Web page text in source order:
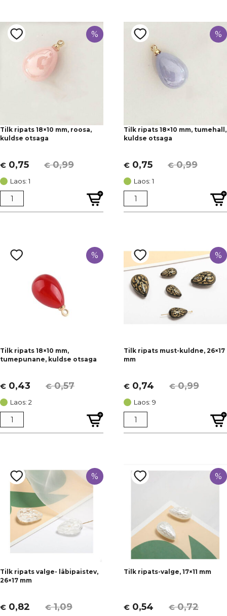
%
Tilk ripats 18×10 mm, roosa,
kuldse otsaga
€0,99
Algne
hind
oli:
€ 0,99.
€ 0,75
Current
price
is:
€ 0,75.
Laos: 1
%
Tilk ripats 18×10 mm, tumehall,
kuldse otsaga
€0,99
Algne
hind
oli:
€ 0,99.
€ 0,75
Current
price
is:
€ 0,75.
Laos: 1
%
Tilk ripats 18×10 mm,
tumepunane, kuldse otsaga
€0,57
Algne
hind
oli:
€ 0,57.
€ 0,43
Current
price
is:
€ 0,43.
Laos: 2
%
Tilk ripats must-kuldne, 26×17
mm
€0,99
Algne
hind
oli:
€ 0,99.
€ 0,74
Current
price
is:
€ 0,74.
Laos: 9
%
Tilk ripats valge- läbipaistev,
26×17 mm
€1,09
Algne
€ 0,82
Current
%
Tilk ripats-valge, 17×11 mm
€0,72
Algne
€ 0,54
Current